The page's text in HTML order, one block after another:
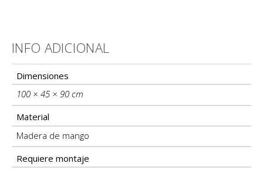
INFO ADICIONAL
Información adicional
Dimensiones
100 × 45 × 90 cm
Material
Madera de mango
Requiere montaje